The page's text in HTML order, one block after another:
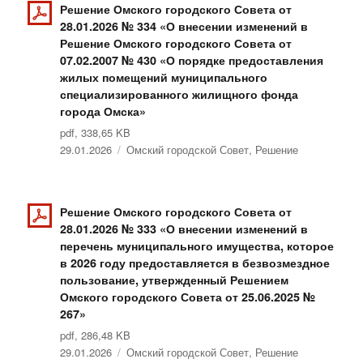
Решение Омского городского Совета от
28.01.2026 № 334 «О внесении изменений в
Решение Омского городского Совета от
07.02.2007 № 430 «О порядке предоставления
жилых помещений муниципального
специализированного жилищного фонда
города Омска»
pdf, 338,65 KB
Опубликовано
29.01.2026 Рубрики
Омский городской Совет, Решение
Решение Омского городского Совета от
28.01.2026 № 333 «О внесении изменений в
перечень муниципального имущества, которое
в 2026 году предоставляется в безвозмездное
пользование, утвержденный Решением
Омского городского Совета от 25.06.2025 №
267»
pdf, 286,48 KB
Опубликовано
29.01.2026 Рубрики
Омский городской Совет, Решение